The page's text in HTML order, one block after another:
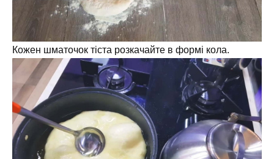
Кожен шматочок тіста розкачайте в формі кола.